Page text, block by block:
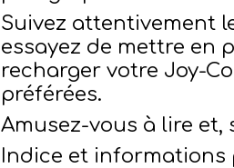
Suivez attentivement
essayez de mettre en
recharger votre Joy-
préférées.
Amusez-vous à lire
Indice et informations